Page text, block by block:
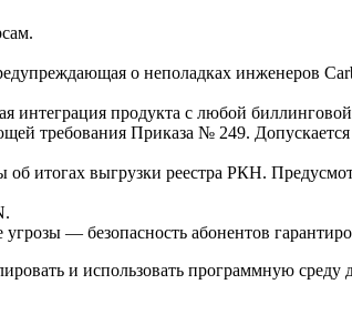
о неполадках инженеров
продукта с любой
требования Приказа № 249.
итогах выгрузки реестра РКН.
— безопасность абонентов
и использовать программную среду